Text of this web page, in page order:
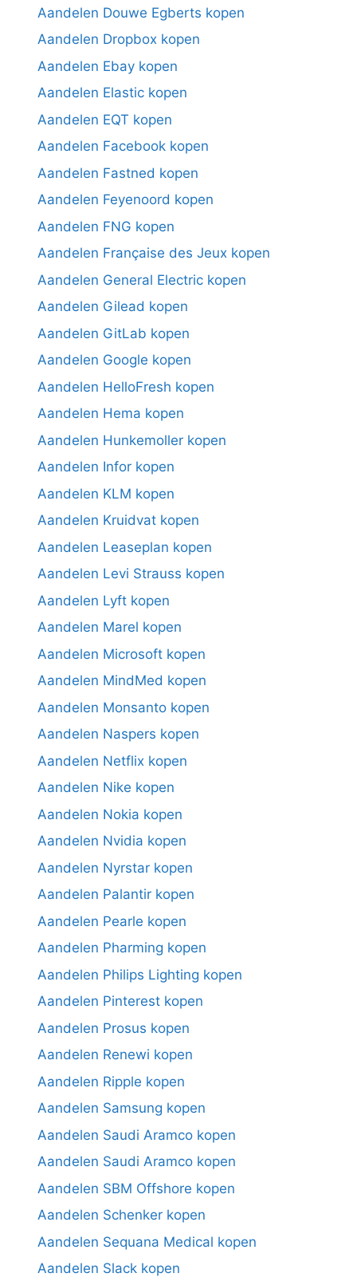
Aandelen Douwe Egberts kopen
Aandelen Dropbox kopen
Aandelen Ebay kopen
Aandelen Elastic kopen
Aandelen EQT kopen
Aandelen Facebook kopen
Aandelen Fastned kopen
Aandelen Feyenoord kopen
Aandelen FNG kopen
Aandelen Française des Jeux kopen
Aandelen General Electric kopen
Aandelen Gilead kopen
Aandelen GitLab kopen
Aandelen Google kopen
Aandelen HelloFresh kopen
Aandelen Hema kopen
Aandelen Hunkemoller kopen
Aandelen Infor kopen
Aandelen KLM kopen
Aandelen Kruidvat kopen
Aandelen Leaseplan kopen
Aandelen Levi Strauss kopen
Aandelen Lyft kopen
Aandelen Marel kopen
Aandelen Microsoft kopen
Aandelen MindMed kopen
Aandelen Monsanto kopen
Aandelen Naspers kopen
Aandelen Netflix kopen
Aandelen Nike kopen
Aandelen Nokia kopen
Aandelen Nvidia kopen
Aandelen Nyrstar kopen
Aandelen Palantir kopen
Aandelen Pearle kopen
Aandelen Pharming kopen
Aandelen Philips Lighting kopen
Aandelen Pinterest kopen
Aandelen Prosus kopen
Aandelen Renewi kopen
Aandelen Ripple kopen
Aandelen Samsung kopen
Aandelen Saudi Aramco kopen
Aandelen Saudi Aramco kopen
Aandelen SBM Offshore kopen
Aandelen Schenker kopen
Aandelen Sequana Medical kopen
Aandelen Slack kopen